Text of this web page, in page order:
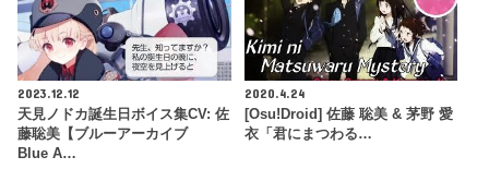
2023.12.12
天見ノドカ誕生日ボイス集CV: 佐
藤聡美【ブルーアーカイブ
Blue A…
2020.4.24
[Osu!Droid] 佐藤 聡美 & 茅野 愛
衣「君にまつわる…